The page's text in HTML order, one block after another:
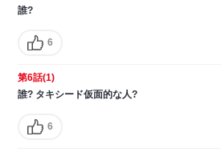
誰?
6
第6話(1)
誰? タキシード仮面的な人?
6